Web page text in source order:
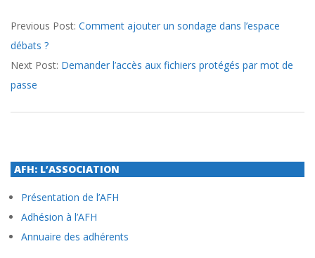
11-
09
Previous Post: Comment ajouter un sondage dans l’espace
débats ?
Next Post: Demander l’accès aux fichiers protégés par mot de
passe
AFH: L’ASSOCIATION
Présentation de l’AFH
Adhésion à l’AFH
Annuaire des adhérents